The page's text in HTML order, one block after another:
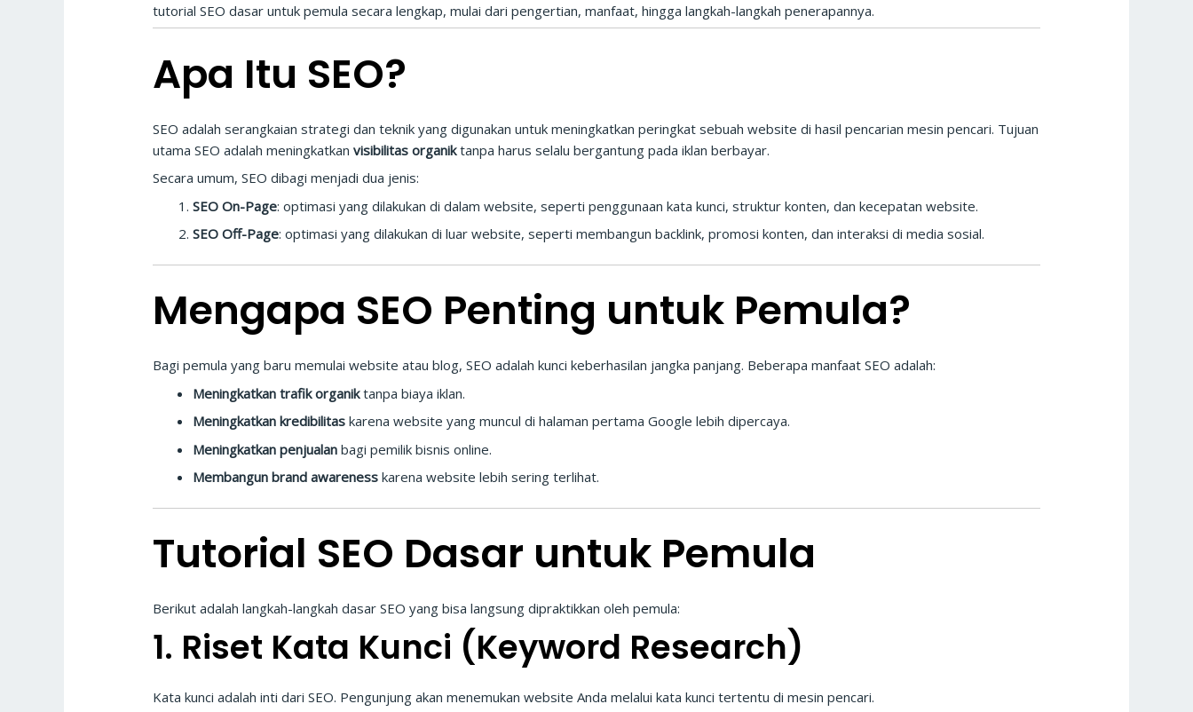
tutorial SEO dasar untuk pemula secara lengkap, mulai dari pengertian, manfaat, hingga langkah-langkah penerapannya.
Apa Itu SEO?
SEO adalah serangkaian strategi dan teknik yang digunakan untuk meningkatkan peringkat sebuah website di hasil pencarian mesin pencari. Tujuan
utama SEO adalah meningkatkanvisibilitas organiktanpa harus selalu bergantung pada iklan berbayar.
Secara umum, SEO dibagi menjadi dua jenis:
SEO On-Page: optimasi yang dilakukan di dalam website, seperti penggunaan kata kunci, struktur konten, dan kecepatan website.
SEO Off-Page: optimasi yang dilakukan di luar website, seperti membangun backlink, promosi konten, dan interaksi di media sosial.
Mengapa SEO Penting untuk Pemula?
Bagi pemula yang baru memulai website atau blog, SEO adalah kunci keberhasilan jangka panjang. Beberapa manfaat SEO adalah:
Meningkatkan trafik organiktanpa biaya iklan.
Meningkatkan kredibilitas karena website yang muncul di halaman pertama Google lebih dipercaya.
Meningkatkan penjualan bagi pemilik bisnis online.
Membangun brand awareness karena website lebih sering terlihat.
Tutorial SEO Dasar untuk Pemula
Berikut adalah langkah-langkah dasar SEO yang bisa langsung dipraktikkan oleh pemula:
1. Riset Kata Kunci (Keyword Research)
Kata kunci adalah inti dari SEO. Pengunjung akan menemukan website Anda melalui kata kunci tertentu di mesin pencari.